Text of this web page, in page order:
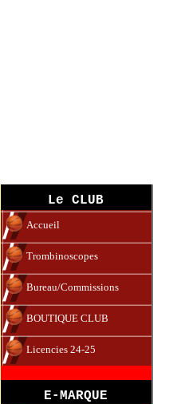
Le CLUB
Accueil
Trombinoscopes
Bureau/Commissions
BOUTIQUE CLUB
Licencies 24-25
E-MARQUE